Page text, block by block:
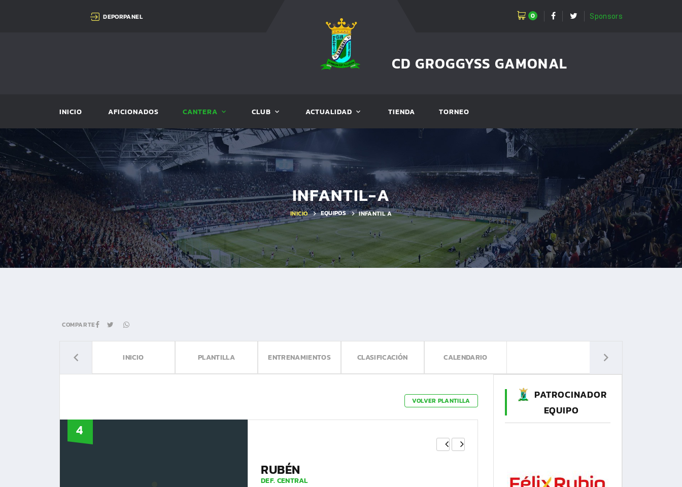
DEPORPANEL 0 Sponsors
CD GROGGYSS GAMONAL
INICIO AFICIONADOS CANTERA CLUB ACTUALIDAD TIENDA TORNEO
INFANTIL-A
INICIO EQUIPOS INFANTIL A
COMPARTE
INICIO PLANTILLA ENTRENAMIENTOS CLASIFICACIÓN CALENDARIO
VOLVER PLANTILLA
4
RUBÉN
DEF. CENTRAL
PATROCINADOR
EQUIPO